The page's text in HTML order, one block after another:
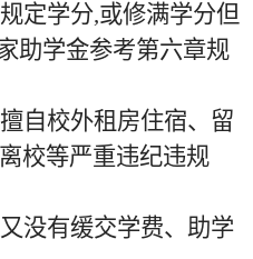
定学分,或修满学分但
助学金参考第六章规
自校外租房住宿、留
校等严重违纪违规
没有缓交学费、助学